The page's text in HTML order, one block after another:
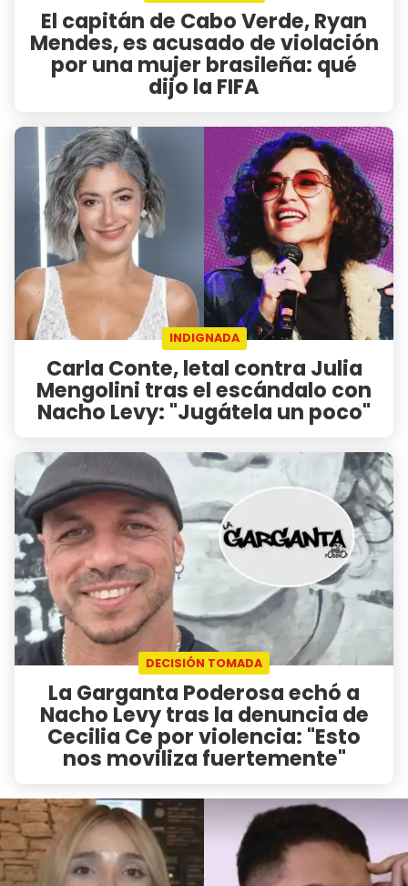
El capitán de Cabo Verde, Ryan
Mendes, es acusado de violación
por una mujer brasileña: qué
dijo la FIFA
INDIGNADA
Carla Conte, letal contra Julia
Mengolini tras el escándalo con
Nacho Levy: "Jugátela un poco"
DECISIÓN TOMADA
La Garganta Poderosa echó a
Nacho Levy tras la denuncia de
Cecilia Ce por violencia: "Esto
nos moviliza fuertemente"